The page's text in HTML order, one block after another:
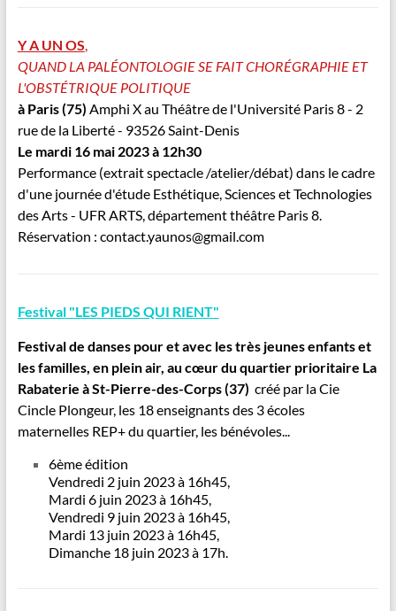
Y A UN OS,
QUAND LA PALÉONTOLOGIE SE FAIT CHORÉGRAPHIE ET
L'OBSTÉTRIQUE POLITIQUE
à Paris (75) Amphi X au Théâtre de l'Université Paris 8 - 2
rue de la Liberté - 93526 Saint-Denis
Le mardi 16 mai 2023 à 12h30
Performance (extrait spectacle /atelier/débat) dans le cadre
d'une journée d'étude Esthétique, Sciences et Technologies
des Arts - UFR ARTS, département théâtre Paris 8.
Réservation : contact.yaunos@gmail.com
Festival "LES PIEDS QUI RIENT"
Festival de danses pour et avec les très jeunes enfants et
les familles, en plein air, au cœur du quartier prioritaire La
Rabaterie à St-Pierre-des-Corps (37) créé par la Cie
Cincle Plongeur, les 18 enseignants des 3 écoles
maternelles REP+ du quartier, les bénévoles...
6ème édition
Vendredi 2 juin 2023 à 16h45,
Mardi 6 juin 2023 à 16h45,
Vendredi 9 juin 2023 à 16h45,
Mardi 13 juin 2023 à 16h45,
Dimanche 18 juin 2023 à 17h.